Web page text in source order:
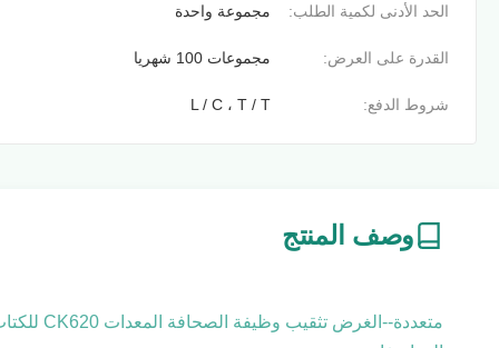
الحد الأدنى لكمية الطلب: مجموعة واحدة
القدرة على العرض: مجموعات 100 شهريا
شروط الدفع: L / C ، T / T
وصف المنتج
متعددة--الغرض تثقيب وظيفة الصحافة المعدات CK620 للكتاب ملزمة